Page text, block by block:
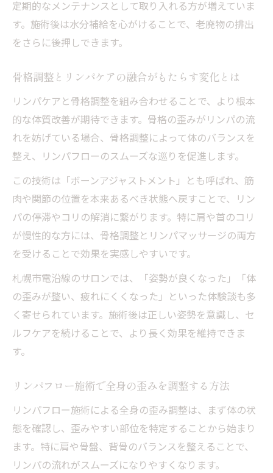
定期的なメンテナンスとして取り入れる方が増えていま
す。施術後は水分補給を心がけることで、老廃物の排出
をさらに後押しできます。
骨格調整とリンパケアの融合がもたらす変化とは
リンパケアと骨格調整を組み合わせることで、より根本
的な体質改善が期待できます。骨格の歪みがリンパの流
れを妨げている場合、骨格調整によって体のバランスを
整え、リンパフローのスムーズな巡りを促進します。
この技術は「ボーンアジャストメント」とも呼ばれ、筋
肉や関節の位置を本来あるべき状態へ戻すことで、リン
パの停滞やコリの解消に繋がります。特に肩や首のコリ
が慢性的な方には、骨格調整とリンパマッサージの両方
を受けることで効果を実感しやすいです。
札幌市電沿線のサロンでは、「姿勢が良くなった」「体
の歪みが整い、疲れにくくなった」といった体験談も多
く寄せられています。施術後は正しい姿勢を意識し、セ
ルフケアを続けることで、より長く効果を維持できま
す。
リンパフロー施術で全身の歪みを調整する方法
リンパフロー施術による全身の歪み調整は、まず体の状
態を確認し、歪みやすい部位を特定することから始まり
ます。特に肩や骨盤、背骨のバランスを整えることで、
リンパの流れがスムーズになりやすくなります。